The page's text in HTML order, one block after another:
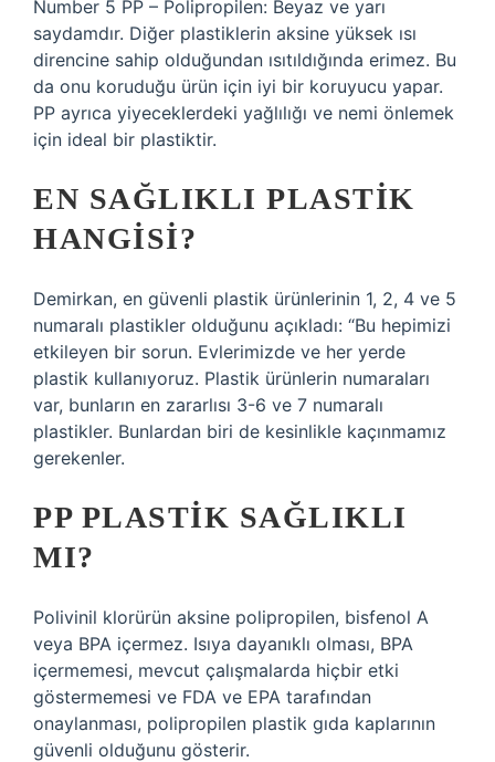
Number 5 PP – Polipropilen: Beyaz ve yarı
saydamdır. Diğer plastiklerin aksine yüksek ısı
direncine sahip olduğundan ısıtıldığında erimez. Bu
da onu koruduğu ürün için iyi bir koruyucu yapar.
PP ayrıca yiyeceklerdeki yağlılığı ve nemi önlemek
için ideal bir plastiktir.
EN SAĞLIKLI PLASTIK
HANGISI?
Demirkan, en güvenli plastik ürünlerinin 1, 2, 4 ve 5
numaralı plastikler olduğunu açıkladı: “Bu hepimizi
etkileyen bir sorun. Evlerimizde ve her yerde
plastik kullanıyoruz. Plastik ürünlerin numaraları
var, bunların en zararlısı 3-6 ve 7 numaralı
plastikler. Bunlardan biri de kesinlikle kaçınmamız
gerekenler.
PP PLASTIK SAĞLIKLI
MI?
Polivinil klorürün aksine polipropilen, bisfenol A
veya BPA içermez. Isıya dayanıklı olması, BPA
içermemesi, mevcut çalışmalarda hiçbir etki
göstermemesi ve FDA ve EPA tarafından
onaylanması, polipropilen plastik gıda kaplarının
güvenli olduğunu gösterir.